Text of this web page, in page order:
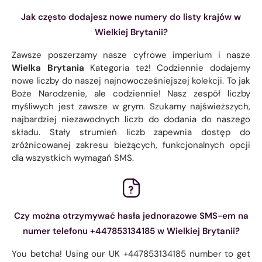
Jak często dodajesz nowe numery do listy krajów w
Wielkiej Brytanii?
Zawsze poszerzamy nasze cyfrowe imperium i nasze
Wielka Brytania Kategoria też! Codziennie dodajemy
nowe liczby do naszej najnowocześniejszej kolekcji. To jak
Boże Narodzenie, ale codziennie! Nasz zespół liczby
myśliwych jest zawsze w grym. Szukamy najświeższych,
najbardziej niezawodnych liczb do dodania do naszego
składu. Stały strumień liczb zapewnia dostęp do
zróżnicowanej zakresu bieżących, funkcjonalnych opcji
dla wszystkich wymagań SMS.
Czy można otrzymywać hasła jednorazowe SMS-em na
numer telefonu +447853134185 w Wielkiej Brytanii?
You betcha! Using our UK +447853134185 number to get